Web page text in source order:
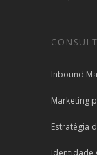
Inbound
Marketing
Estratégia
Identidade